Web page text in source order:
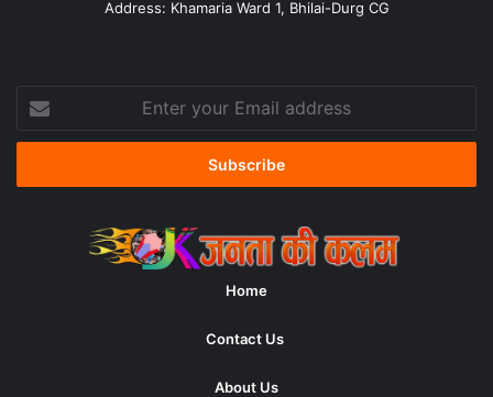
Address: Khamaria Ward 1, Bhilai-Durg CG
your
Email
Home
Contact Us
About Us